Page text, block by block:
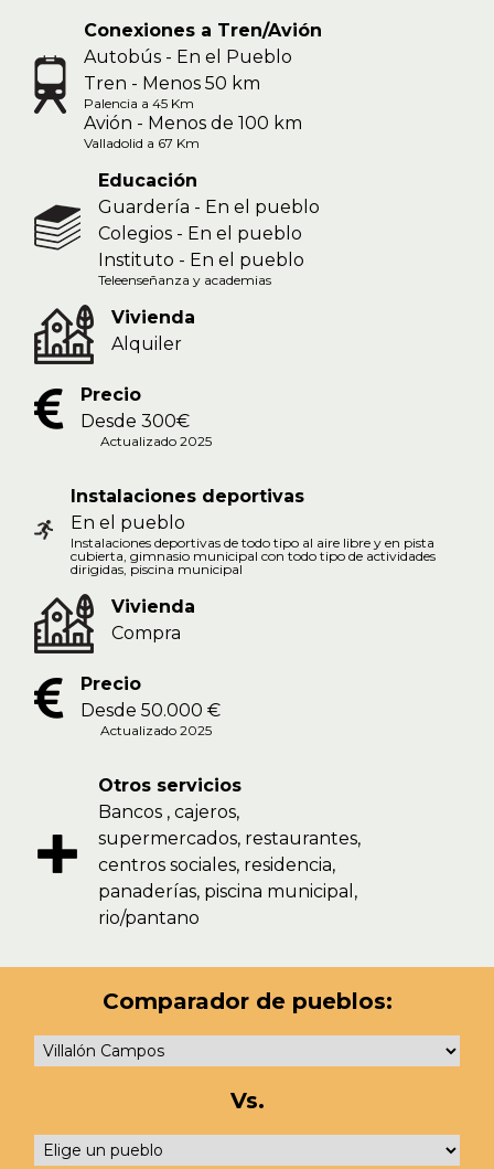
Conexiones a Tren/Avión
Autobús - En el Pueblo
Tren - Menos 50 km
Palencia a 45 Km
Avión - Menos de 100 km
Valladolid a 67 Km
Educación
Guardería - En el pueblo
Colegios - En el pueblo
Instituto - En el pueblo
Teleenseñanza y academias
Vivienda
Alquiler
Precio
Desde 300€
Actualizado 2025
Instalaciones deportivas
En el pueblo
Instalaciones deportivas de todo tipo al aire libre y en pista
cubierta, gimnasio municipal con todo tipo de actividades
dirigidas, piscina municipal
Vivienda
Compra
Precio
Desde 50.000 €
Actualizado 2025
Otros servicios
Bancos , cajeros,
supermercados, restaurantes,
centros sociales, residencia,
panaderías, piscina municipal,
rio/pantano
Comparador de pueblos:
Vs.